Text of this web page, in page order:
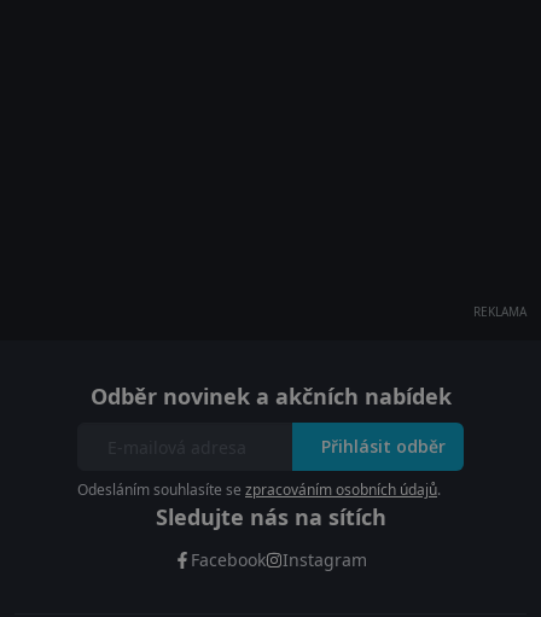
REKLAMA
Odběr novinek a akčních nabídek
Přihlásit odběr
Odesláním souhlasíte se zpracováním osobních údajů.
Sledujte nás na sítích
Facebook Instagram